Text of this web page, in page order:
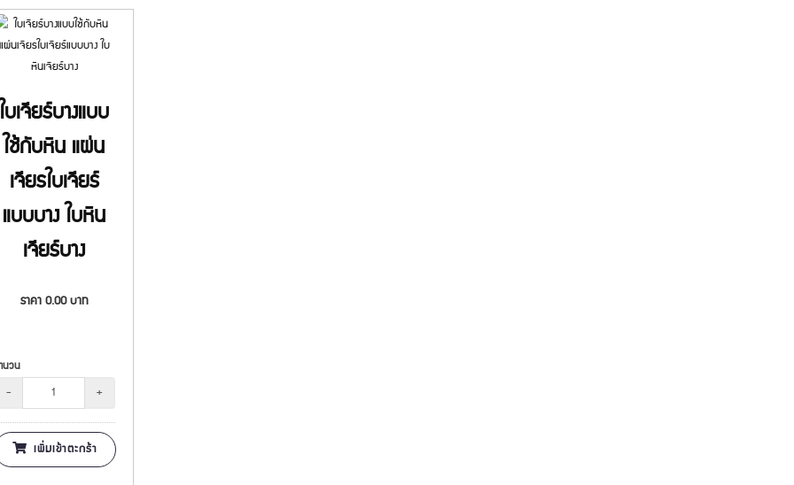
ใบเจียร์บางแบบ
ใช้กับหิน แผ่น
เจียรใบเจียร์
แบบบาง ใบหิน
เจียร์บาง
ราคา0.00บาท
นวน
- +
เพิ่มเข้าตะกร้า